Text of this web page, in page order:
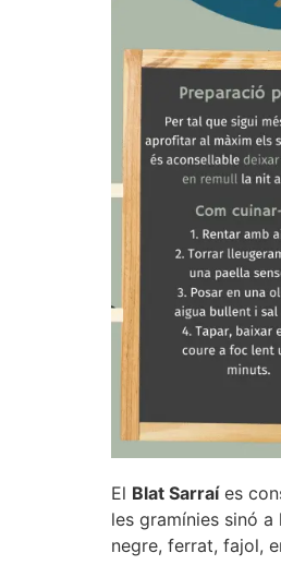
El Blat Sarraíes
les gramínies sinó
negre, ferrat, fajol,